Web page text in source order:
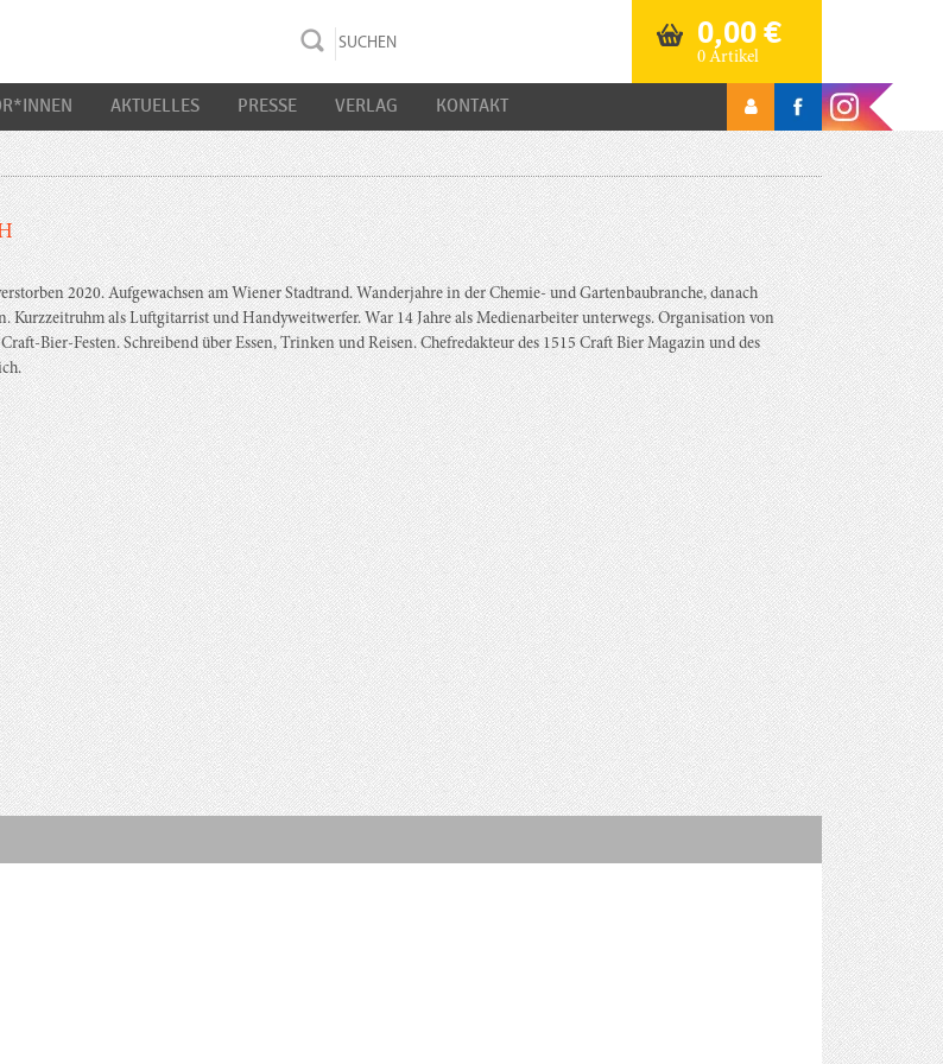
0,00€
0 Artikel
AKTUELLES PRESSE VERLAG KONTAKT
2020. Aufgewachsen am Wiener Stadtrand. Wanderjahre in der Chemie- und Gartenbaubranche, danach
Kurzzeitruhm als Luftgitarrist und Handyweitwerfer. War 14 Jahre als Medienarbeiter unterwegs. Organisation von
Bier-Festen. Schreibend über Essen, Trinken und Reisen. Chefredakteur des 1515 Craft Bier Magazin und des